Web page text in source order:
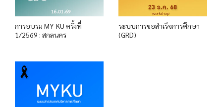
การอบรม MY-KU ครั้งที่
1/2569 : สกลนคร
ระบบการขอสำเร็จการศึกษา
(GRD)